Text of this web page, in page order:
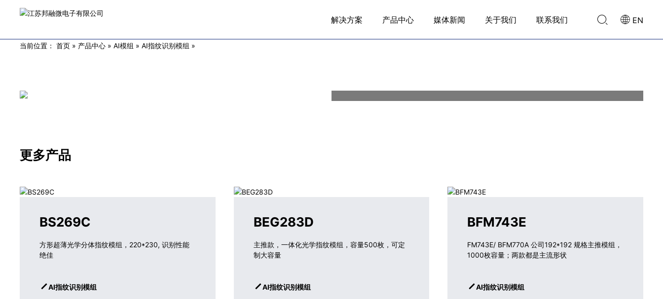
EN
解决方案 产品中心 媒体新闻 关于我们 联系我们
当前位置：首页 » 产品中心 »AI模组 »AI指纹识别模组 »
更多产品
BS269C
方形超薄光学分体指纹模组，220*230, 识别性能
绝佳
AI指纹识别模组
BEG283D
主推款，一体化光学指纹模组，容量500枚，可定
制大容量
AI指纹识别模组
BFM743E
FM743E/ BFM770A 公司192*192 规格主推模组，
1000枚容量；两款都是主流形状
AI指纹识别模组